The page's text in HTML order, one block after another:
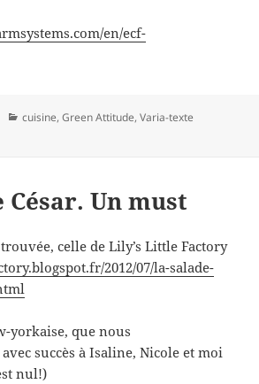
en/ecf-
Catégories
cuisine,Green Attitude,Varia-texte
César. Un must
celle de Lily’s Little Factory
2012/07/la-salade-
yorkaise, que nous
succès à Isaline, Nicole et moi
nul!)